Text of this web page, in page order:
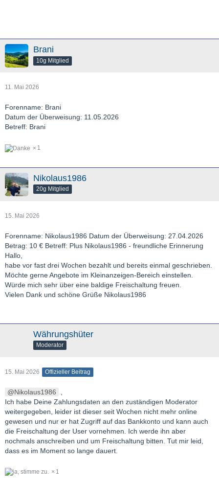
Brani
10g Mitglied
11. Mai 2026
Forenname: Brani
Datum der Überweisung: 11.05.2026
Betreff: Brani
1
Nikolaus1986
20g Mitglied
15. Mai 2026
Forenname: Nikolaus1986 Datum der Überweisung: 27.04.2026
Betrag: 10 € Betreff: Plus Nikolaus1986 - freundliche Erinnerung
Hallo,
habe vor fast drei Wochen bezahlt und bereits einmal geschrieben.
Möchte gerne Angebote im Kleinanzeigen-Bereich einstellen.
Würde mich sehr über eine baldige Freischaltung freuen.
Vielen Dank und schöne Grüße Nikolaus1986
Währungshüter
Moderator
15. Mai 2026 Offizieller Beitrag
Nikolaus1986
Ich habe Deine Zahlungsdaten an den zuständigen Moderator
weitergegeben, leider ist dieser seit Wochen nicht mehr online
gewesen und nur er hat Zugriff auf das Bankkonto und kann auch
die Freischaltung der User vornehmen. Ich werde ihn aber
nochmals anschreiben und um Freischaltung bitten. Tut mir leid,
dass es im Moment so lange dauert.
1